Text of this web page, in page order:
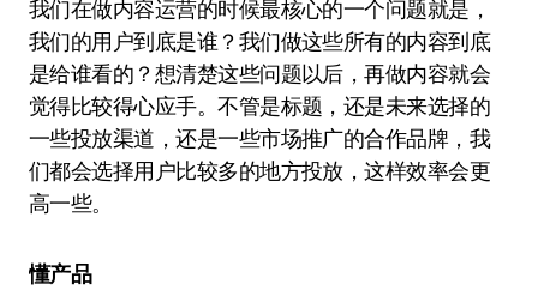
我们在做内容运营的时候最核心的一个问题就是，
我们的用户到底是谁？我们做这些所有的内容到底
是给谁看的？想清楚这些问题以后，再做内容就会
觉得比较得心应手。不管是标题，还是未来选择的
一些投放渠道，还是一些市场推广的合作品牌，我
们都会选择用户比较多的地方投放，这样效率会更
高一些。
懂产品